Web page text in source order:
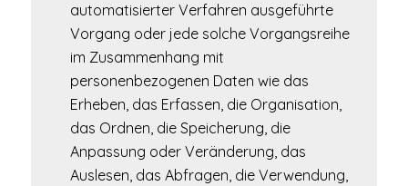
automatisierter Verfahren ausgeführte
Vorgang oder jede solche Vorgangsreihe
im Zusammenhang mit
personenbezogenen Daten wie das
Erheben, das Erfassen, die Organisation,
das Ordnen, die Speicherung, die
Anpassung oder Veränderung, das
Auslesen, das Abfragen, die Verwendung,